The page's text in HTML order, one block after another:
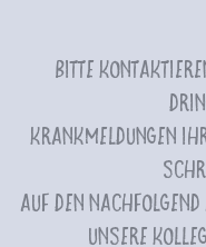
Bitte
Krankmeldungen
Auf den
unsere